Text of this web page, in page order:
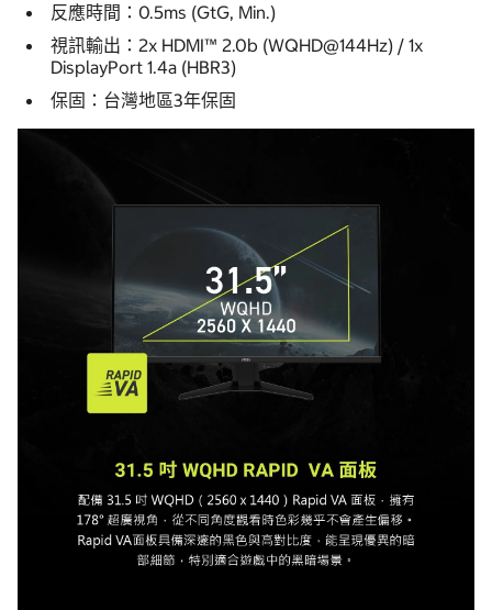
反應時間：0.5ms (GtG, Min.)
視訊輸出：2x HDMI™ 2.0b (WQHD@144Hz) / 1x
DisplayPort 1.4a (HBR3)
保固：台灣地區3年保固